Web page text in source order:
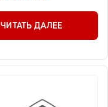
ЧИТАТЬ ДАЛЕЕ